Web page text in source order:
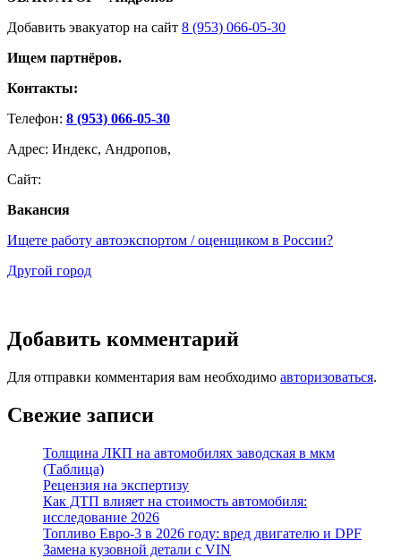
Добавить эвакуатор на сайт 8 (953) 066-05-30
Ищем партнёров.
Контакты:
Телефон: 8 (953) 066-05-30
Адрес: Индекс, Андропов,
Сайт:
Вакансия
Ищете работу автоэкспортом / оценщиком в России?
Другой город
Добавить комментарий
Для отправки комментария вам необходимо авторизоваться.
Свежие записи
Толщина ЛКП на автомобилях заводская в мкм
(Таблица)
Рецензия на экспертизу
Как ДТП влияет на стоимость автомобиля:
исследование 2026
Топливо Евро-3 в 2026 году: вред двигателю и DPF
Замена кузовной детали с VIN